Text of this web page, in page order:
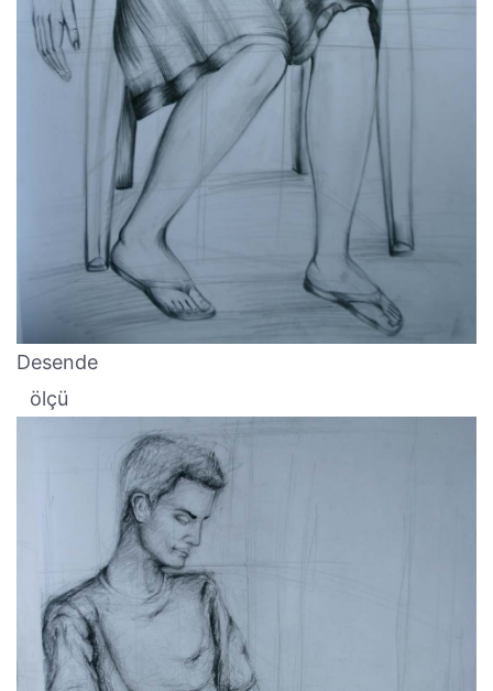
Desende
ölçü